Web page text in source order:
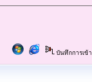
บันทึกการเข้า